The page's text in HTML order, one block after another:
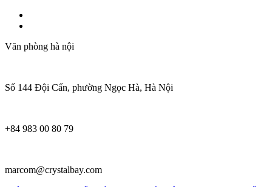
Văn phòng hà nội
Số 144 Đội Cấn, phường Ngọc Hà, Hà Nội
+84 983 00 80 79
marcom@crystalbay.com